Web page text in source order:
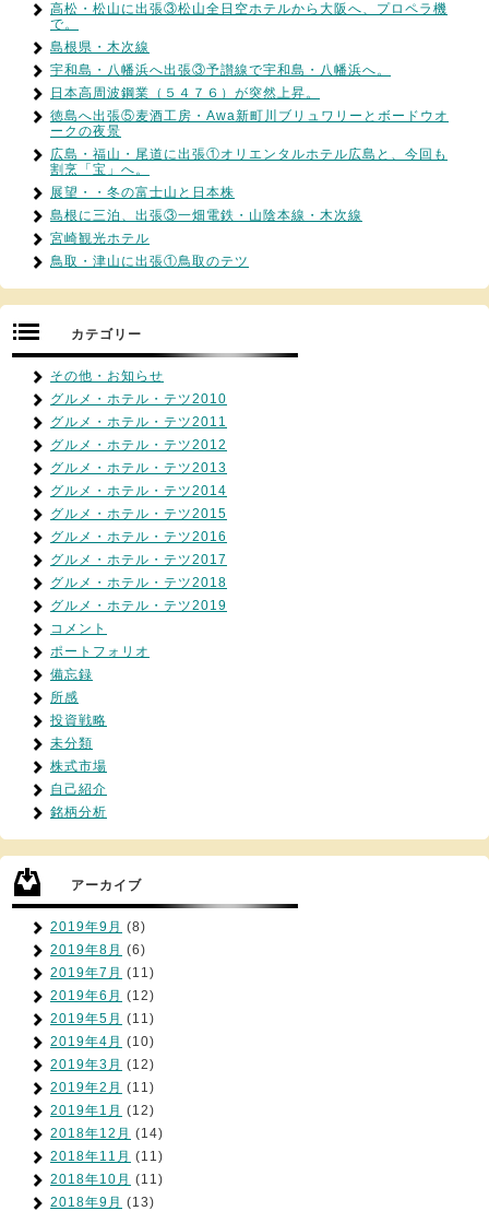
高松・松山に出張③松山全日空ホテルから大阪へ、プロペラ機
で。
島根県・木次線
宇和島・八幡浜へ出張③予讃線で宇和島・八幡浜へ。
日本高周波鋼業（５４７６）が突然上昇。
徳島へ出張⑤麦酒工房・Awa新町川ブリュワリーとボードウオ
ークの夜景
広島・福山・尾道に出張①オリエンタルホテル広島と、今回も
割烹「宝」へ。
展望・・冬の富士山と日本株
島根に三泊、出張③一畑電鉄・山陰本線・木次線
宮崎観光ホテル
鳥取・津山に出張①鳥取のテツ
カテゴリー
その他・お知らせ
グルメ・ホテル・テツ2010
グルメ・ホテル・テツ2011
グルメ・ホテル・テツ2012
グルメ・ホテル・テツ2013
グルメ・ホテル・テツ2014
グルメ・ホテル・テツ2015
グルメ・ホテル・テツ2016
グルメ・ホテル・テツ2017
グルメ・ホテル・テツ2018
グルメ・ホテル・テツ2019
コメント
ポートフォリオ
備忘録
所感
投資戦略
未分類
株式市場
自己紹介
銘柄分析
アーカイブ
2019年9月 (8)
2019年8月 (6)
2019年7月 (11)
2019年6月 (12)
2019年5月 (11)
2019年4月 (10)
2019年3月 (12)
2019年2月 (11)
2019年1月 (12)
2018年12月 (14)
2018年11月 (11)
2018年10月 (11)
2018年9月 (13)